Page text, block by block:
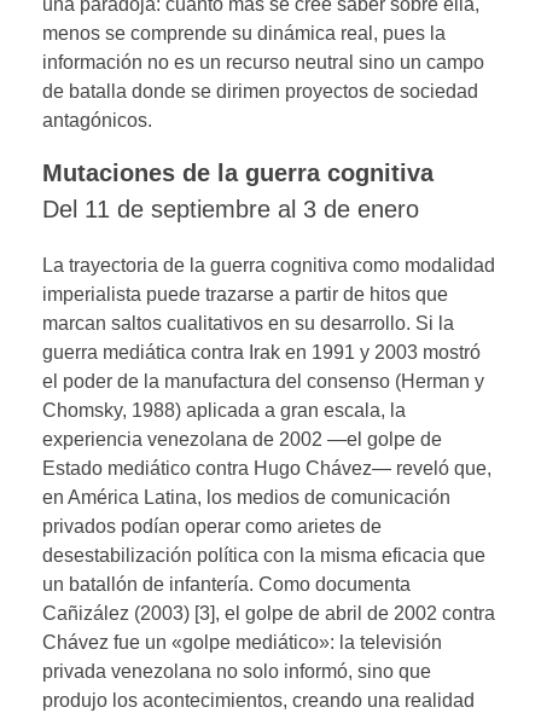
una paradoja: cuanto más se cree saber sobre ella,
menos se comprende su dinámica real, pues la
información no es un recurso neutral sino un campo
de batalla donde se dirimen proyectos de sociedad
antagónicos.
Mutaciones de la guerra cognitiva
Del 11 de septiembre al 3 de enero
La trayectoria de la guerra cognitiva como modalidad
imperialista puede trazarse a partir de hitos que
marcan saltos cualitativos en su desarrollo. Si la
guerra mediática contra Irak en 1991 y 2003 mostró
el poder de la manufactura del consenso (Herman y
Chomsky, 1988) aplicada a gran escala, la
experiencia venezolana de 2002 —el golpe de
Estado mediático contra Hugo Chávez— reveló que,
en América Latina, los medios de comunicación
privados podían operar como arietes de
desestabilización política con la misma eficacia que
un batallón de infantería. Como documenta
Cañizález (2003) [3], el golpe de abril de 2002 contra
Chávez fue un «golpe mediático»: la televisión
privada venezolana no solo informó, sino que
produjo los acontecimientos, creando una realidad